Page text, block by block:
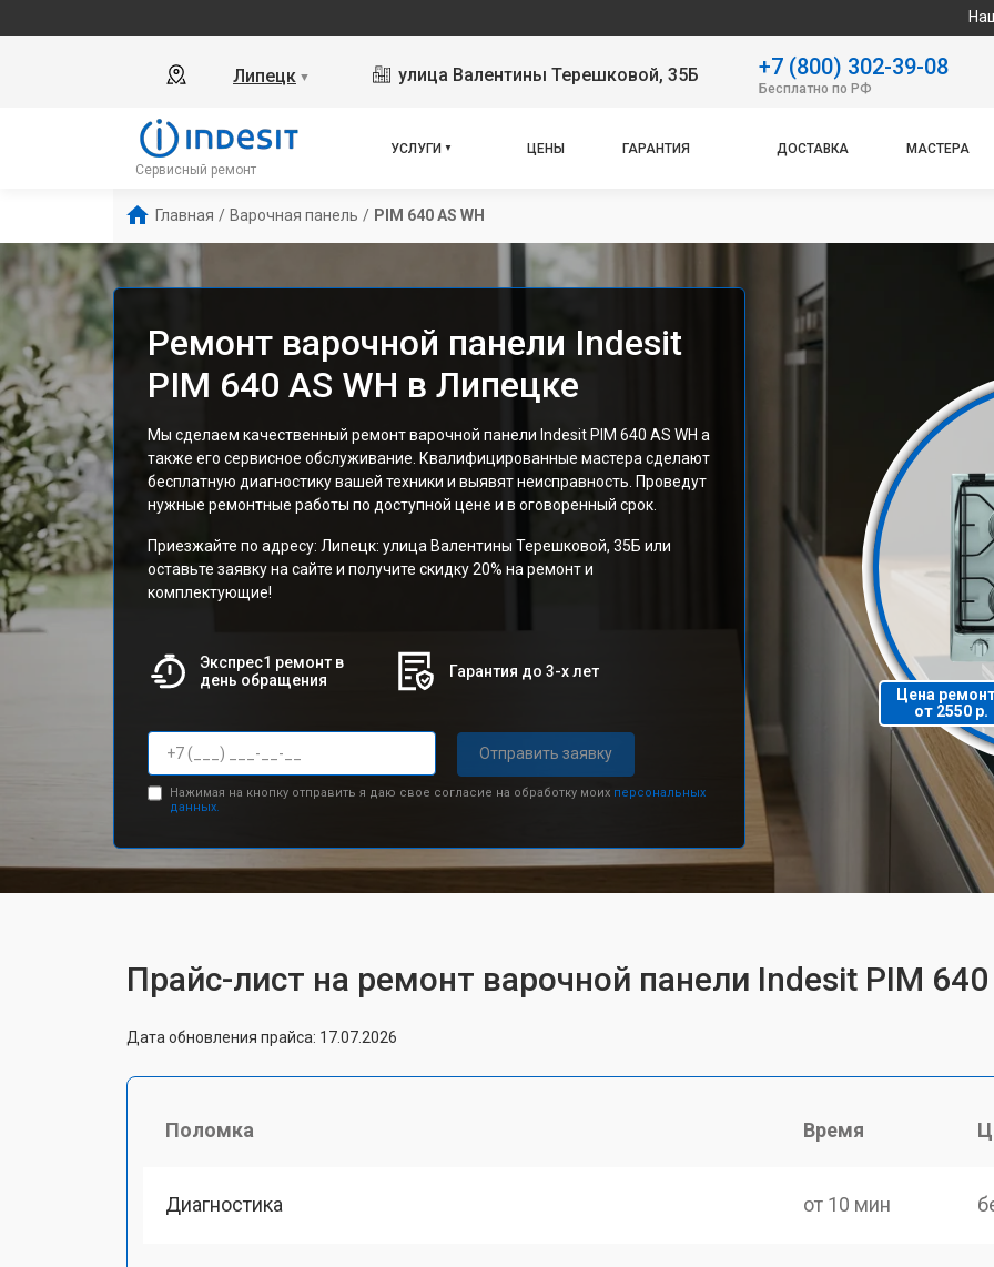
Наш сервисный
Липецк ▼ улица Валентины Терешковой, 35Б +7 (800) 302-39-08
Бесплатно по РФ
Сервисный ремонт
УСЛУГИ ЦЕНЫ ГАРАНТИЯ ДОСТАВКА МАСТЕРА
Главная / Варочная панель / PIM 640 AS WH
Ремонт варочной панели Indesit
PIM 640 AS WH в Липецке
Мы сделаем качественный ремонт варочной панели Indesit PIM 640 AS WH а
также его сервисное обслуживание. Квалифицированные мастера сделают
бесплатную диагностику вашей техники и выявят неисправность. Проведут
нужные ремонтные работы по доступной цене и в оговоренный срок.
Приезжайте по адресу: Липецк: улица Валентины Терешковой, 35Б или
оставьте заявку на сайте и получите скидку 20% на ремонт и
комплектующие!
Экспрес1 ремонт в
день обращения
Гарантия до 3-х лет
Отправить заявку
Нажимая на кнопку отправить я даю свое согласие на обработку моих персональных
данных.
Цена
от 2550 р.
Прайс-лист на ремонт варочной панели Indesit PIM 640
Дата обновления прайса: 17.07.2026
Поломка Время
Диагностика от 10 мин